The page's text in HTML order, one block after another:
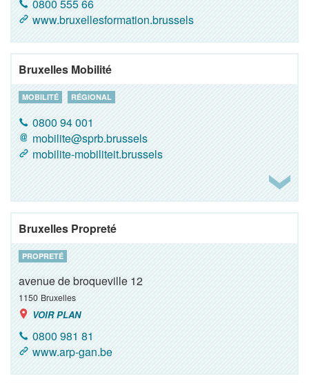
0800 555 66
www.bruxellesformation.brussels
Bruxelles Mobilité
MOBILITÉ RÉGIONAL
0800 94 001
mobilite@sprb.brussels
mobilite-mobiliteit.brussels
Bruxelles Propreté
PROPRETÉ
avenue de broqueville 12
1150 Bruxelles
VOIR PLAN
0800 981 81
www.arp-gan.be